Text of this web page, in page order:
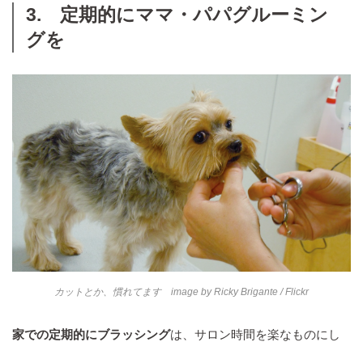
3. 定期的にママ・パパグルーミン
グを
カットとか、慣れてます image byRicky Brigante / Flickr
家での定期的にブラッシングは、サロン時間を楽なものにし